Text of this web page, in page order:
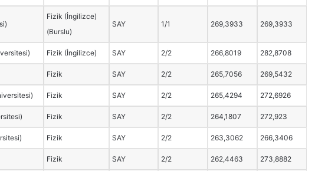
Fizik (İngilizce)
(Burslu)
SAY 1/1 269,3933 269,3933
Fizik (İngilizce) SAY 2/2 266,8019 282,8708
Fizik SAY 2/2 265,7056 269,5432
Fizik SAY 2/2 265,4294 272,6926
Fizik SAY 2/2 264,1807 272,923
Fizik SAY 2/2 263,3062 266,3406
Fizik SAY 2/2 262,4463 273,8882